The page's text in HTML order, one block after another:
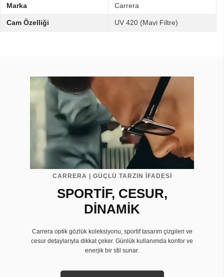
Marka Carrera
Cam Özelliği UV 420 (Mavi Filtre)
CARRERA | GÜÇLÜ TARZIN İFADESİ
SPORTİF, CESUR,
DİNAMİK
Carrera optik gözlük koleksiyonu, sportif tasarım çizgileri ve
cesur detaylarıyla dikkat çeker. Günlük kullanımda konfor ve
enerjik bir stil sunar.